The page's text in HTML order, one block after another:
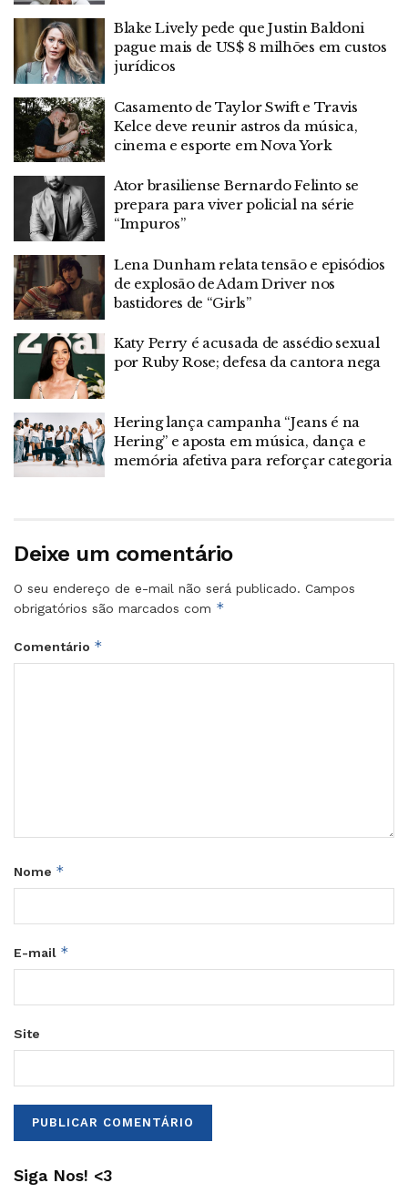
Blake Lively pede que Justin Baldoni
pague mais de US$ 8 milhões em custos
jurídicos
Casamento de Taylor Swift e Travis
Kelce deve reunir astros da música,
cinema e esporte em Nova York
Ator brasiliense Bernardo Felinto se
prepara para viver policial na série
“Impuros”
Lena Dunham relata tensão e episódios
de explosão de Adam Driver nos
bastidores de “Girls”
Katy Perry é acusada de assédio sexual
por Ruby Rose; defesa da cantora nega
Hering lança campanha “Jeans é na
Hering” e aposta em música, dança e
memória afetiva para reforçar categoria
Deixe um comentário
O seu endereço de e-mail não será publicado. Campos
obrigatórios são marcados com *
Comentário *
Nome *
E-mail *
Site
Siga Nos! <3